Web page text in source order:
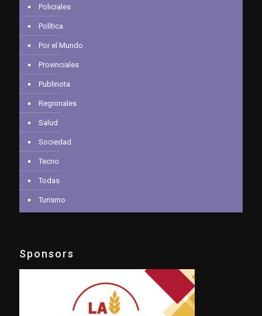
Policiales
Política
Por el Mundo
Provinciales
Publinota
Regionales
Salud
Sociedad
Tecno
Todas
Turismo
Sponsors